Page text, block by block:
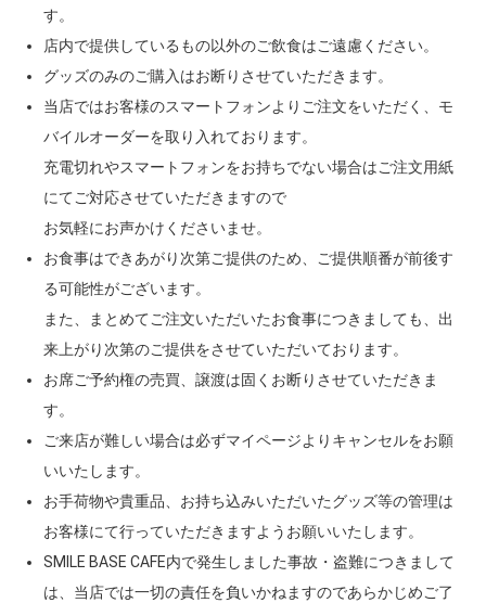
す。
店内で提供しているもの以外のご飲食はご遠慮ください。
グッズのみのご購入はお断りさせていただきます。
当店ではお客様のスマートフォンよりご注文をいただく、モ
バイルオーダーを取り入れております。
充電切れやスマートフォンをお持ちでない場合はご注文用紙
にてご対応させていただきますので
お気軽にお声かけくださいませ。
お食事はできあがり次第ご提供のため、ご提供順番が前後す
る可能性がございます。
また、まとめてご注文いただいたお食事につきましても、出
来上がり次第のご提供をさせていただいております。
お席ご予約権の売買、譲渡は固くお断りさせていただきま
す。
ご来店が難しい場合は必ずマイページよりキャンセルをお願
いいたします。
お手荷物や貴重品、お持ち込みいただいたグッズ等の管理は
お客様にて行っていただきますようお願いいたします。
SMILE BASE CAFE内で発生しました事故・盗難につきまして
は、当店では一切の責任を負いかねますのであらかじめご了